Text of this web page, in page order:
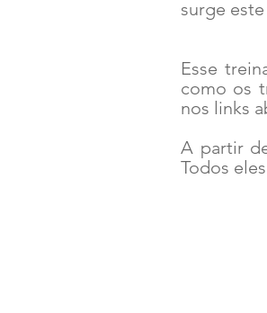
surge
Esse
como os
nos links
A partir
Todos